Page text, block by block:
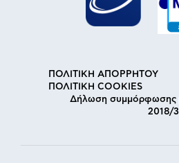
ΠΟΛΙΤΙΚΗ ΑΠΟΡΡΗΤΟΥ
ΠΟΛΙΤΙΚΗ COOKIES
Δήλωση συμμόρφωσης
2018/